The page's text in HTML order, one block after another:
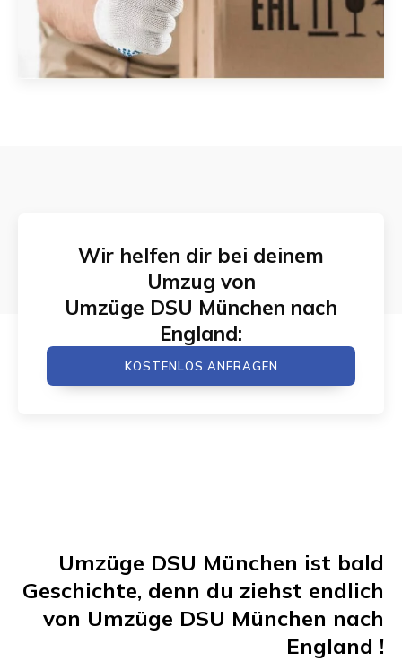
Wir helfen dir bei deinem
Umzug von
Umzüge DSU München nach
England:
KOSTENLOS ANFRAGEN
Umzüge DSU München ist bald
Geschichte, denn du ziehst endlich
von Umzüge DSU München nach
England !